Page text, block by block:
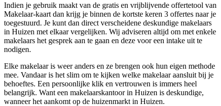
Indien je gebruik maakt van de gratis en vrijblijvende offertetool van
Makelaar-kaart dan krijg je binnen de kortste keren 3 offertes naar je
toegestuurd. Je kunt dan direct verscheidene deskundige makelaars
in Huizen met elkaar vergelijken. Wij adviseren altijd om met enkele
makelaars het gesprek aan te gaan en deze voor een intake uit te
nodigen.
Elke makelaar is weer anders en ze brengen ook hun eigen methode
mee. Vandaar is het slim om te kijken welke makelaar aansluit bij je
behoeftes. Een persoonlijke klik en vertrouwen is immers heel
belangrijk. Want een makelaarskantoor in Huizen is deskundige,
wanneer het aankomt op de huizenmarkt in Huizen.